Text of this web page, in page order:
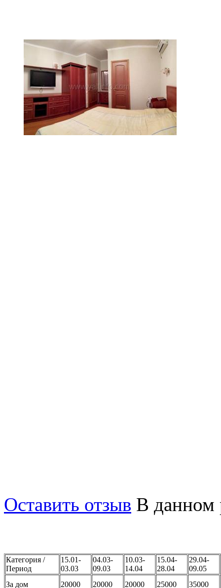
Оставить отзыв В данном
Категория /
Период
15.01-
03.03
04.03-
09.03
10.03-
14.04
15.04-
28.04
29.04-
09.05
За дом
20000 20000 20000 25000 35000